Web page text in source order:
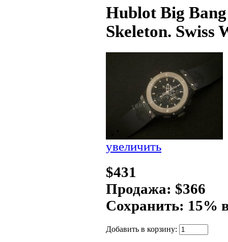
Hublot Big
Skeleton. Swiss
увеличить
$431
Продажа: $366
Сохранить: 15%
Добавить в корзину: